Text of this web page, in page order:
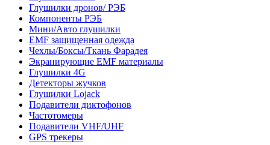
Глушилки дронов/ РЭБ
Компоненты РЭБ
Мини/Авто глушилки
EMF защищенная одежда
Чехлы/Боксы/Ткань Фарадея
Экранирующие EMF материалы
Глушилки 4G
Детекторы жучков
Глушилки Lojack
Подавители диктофонов
Частотомеры
Подавители VHF/UHF
GPS трекеры